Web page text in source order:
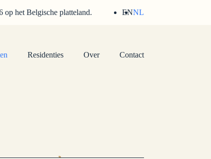
op het Belgische platteland. ENNL
Residenties Over Contact